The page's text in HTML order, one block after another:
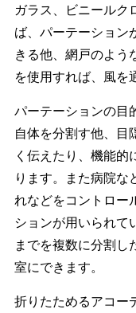
ガラス、ビニールク
ば、パーテーション
きる他、網戸のよう
を使用すれば、風を
パーテーションの目
自体を分割す他、目
く伝えたり、機能的
ります。また病院な
れなどをコントロー
ションが用いられて
までを複数に分割し
室にできます。
折りたためるアコー